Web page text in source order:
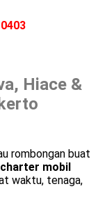
Hiace &
rombongan buat
charter mobil
waktu, tenaga,